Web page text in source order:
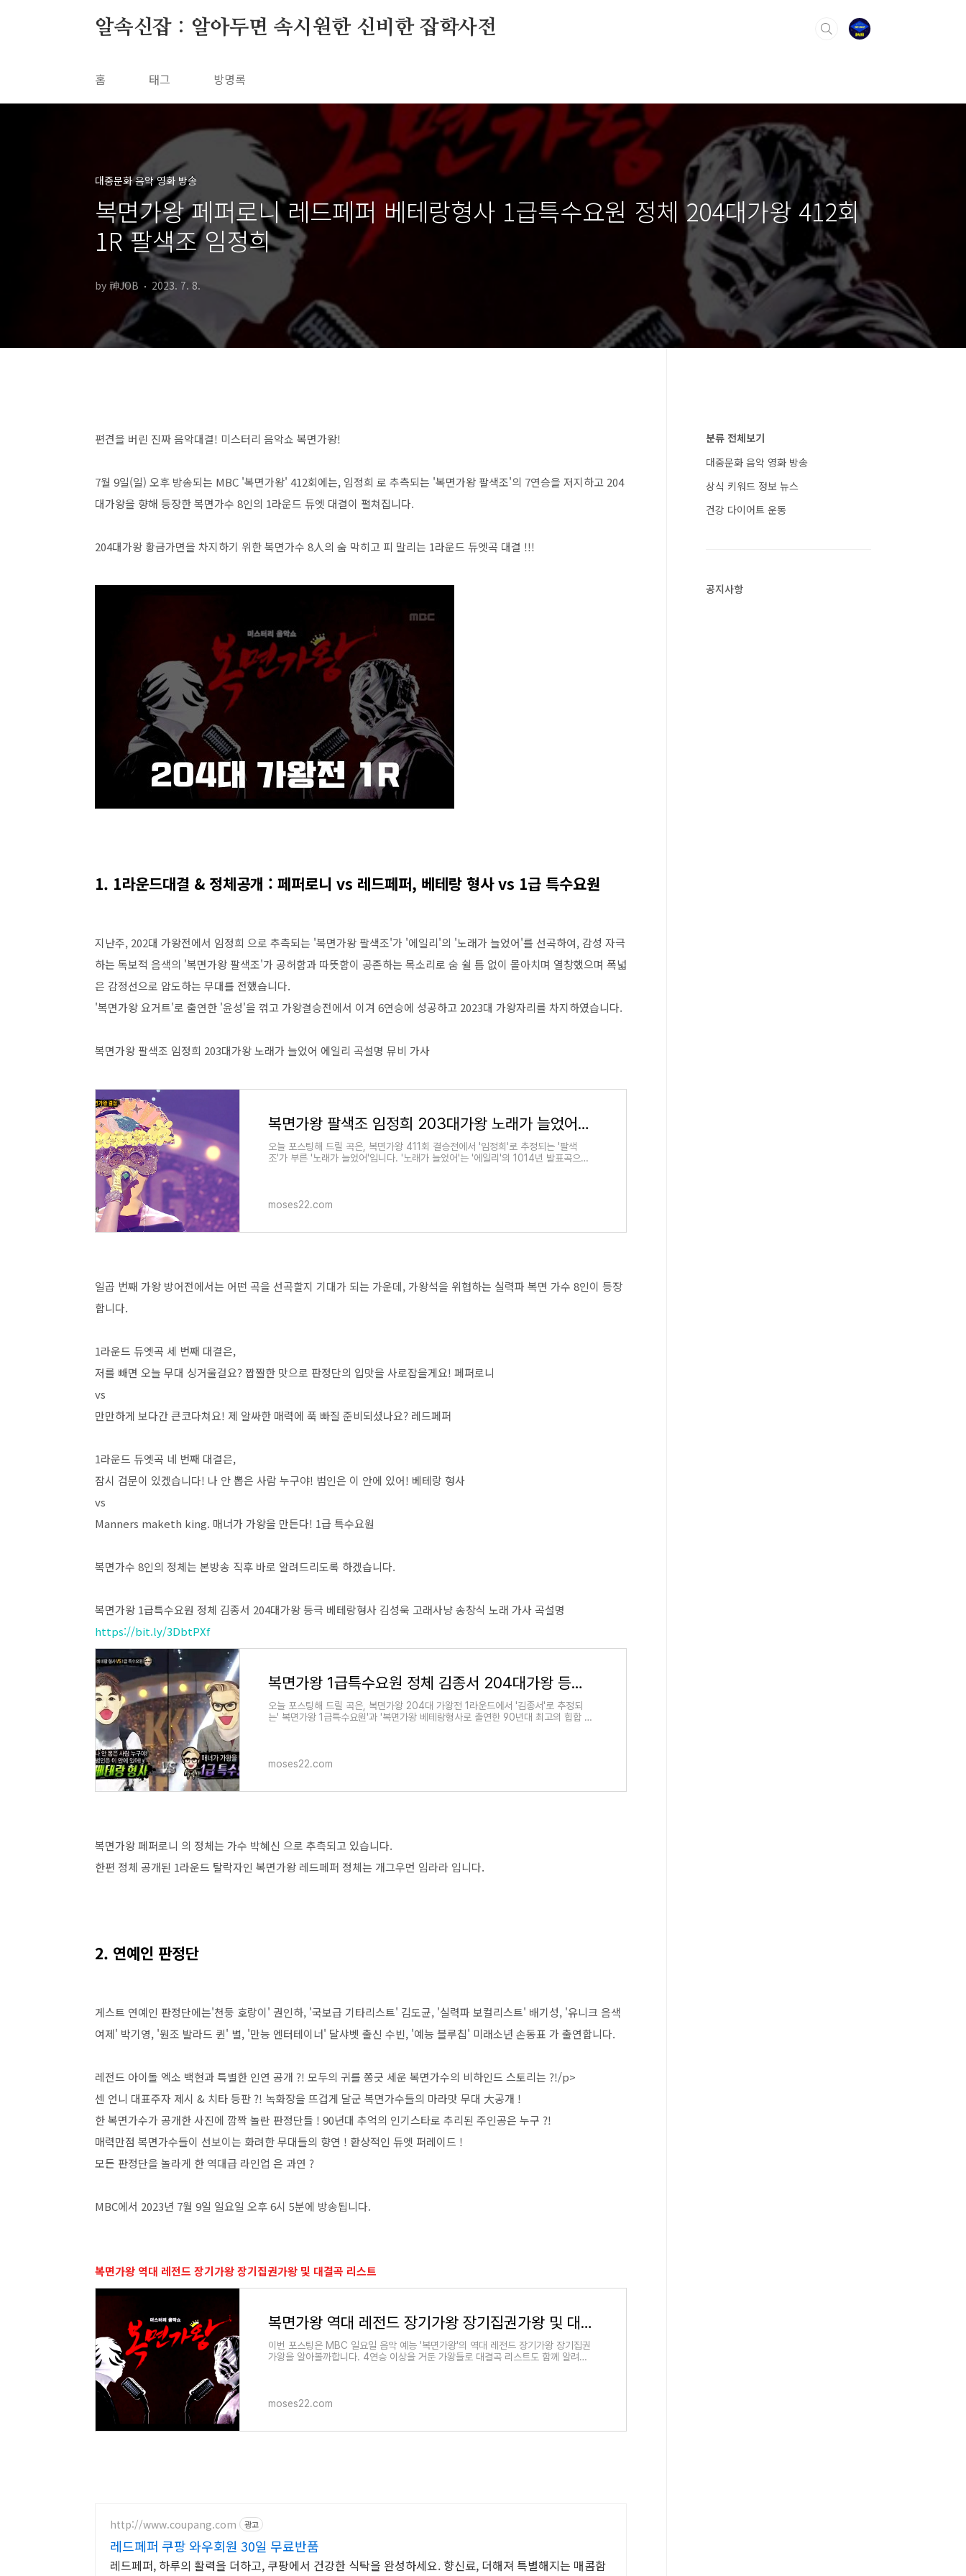
알속신잡 : 알아두면 속시원한 신비한 잡학사전
홈 태그 방명록
대중문화 음악 영화 방송
복면가왕 페퍼로니 레드페퍼 베테랑형사 1급특수요원 정체 204대가왕 412회
1R 팔색조 임정희
by 神JOB 2023. 7. 8.
편견을 버린 진짜 음악대결! 미스터리 음악쇼 복면가왕!
7월 9일(일) 오후 방송되는 MBC '복면가왕' 412회에는, 임정희 로 추측되는 '복면가왕 팔색조'의 7연승을 저지하고 204
대가왕을 향해 등장한 복면가수 8인의 1라운드 듀엣 대결이 펼쳐집니다.
204대가왕 황금가면을 차지하기 위한 복면가수 8人의 숨 막히고 피 말리는 1라운드 듀엣곡 대결 !!!
1. 1라운드대결 & 정체공개 : 페퍼로니 vs 레드페퍼, 베테랑 형사 vs 1급 특수요원
지난주, 202대 가왕전에서 임정희 으로 추측되는 '복면가왕 팔색조'가 '에일리'의 '노래가 늘었어'를 선곡하여, 감성 자극
하는 독보적 음색의 '복면가왕 팔색조'가 공허함과 따뜻함이 공존하는 목소리로 숨 쉴 틈 없이 몰아치며 열창했으며 폭넓
은 감정선으로 압도하는 무대를 전했습니다.
'복면가왕 요거트'로 출연한 '윤성'을 꺾고 가왕결승전에서 이겨 6연승에 성공하고 2023대 가왕자리를 차지하였습니다.
복면가왕 팔색조 임정희 203대가왕 노래가 늘었어 에일리 곡설명 뮤비 가사
복면가왕 팔색조 임정희 203대가왕 노래가 늘었어 에일리 곡설명 뮤비 가사
오늘 포스팅해 드릴 곡은, 복면가왕 411회 결승전에서 '임정희'로 추정되는 '팔색
조'가 부른 '노래가 늘었어'입니다. '노래가 늘었어'는 '에일리'의 1014년 발표곡으로
moses22.com
일곱 번째 가왕 방어전에서는 어떤 곡을 선곡할지 기대가 되는 가운데, 가왕석을 위협하는 실력파 복면 가수 8인이 등장
합니다.
1라운드 듀엣곡 세 번째 대결은,
저를 빼면 오늘 무대 싱거울걸요? 짭짤한 맛으로 판정단의 입맛을 사로잡을게요! 페퍼로니
vs
만만하게 보다간 큰코다쳐요! 제 알싸한 매력에 푹 빠질 준비되셨나요? 레드페퍼
1라운드 듀엣곡 네 번째 대결은,
잠시 검문이 있겠습니다! 나 안 뽑은 사람 누구야! 범인은 이 안에 있어! 베테랑 형사
vs
Manners maketh king. 매너가 가왕을 만든다! 1급 특수요원
복면가수 8인의 정체는 본방송 직후 바로 알려드리도록 하겠습니다.
복면가왕 1급특수요원 정체 김종서 204대가왕 등극 베테랑형사 김성욱 고래사냥 송창식 노래 가사 곡설명
https://bit.ly/3DbtPXf
복면가왕 1급특수요원 정체 김종서 204대가왕 등극 여부 베테랑형사 김성욱 고래사냥 송창식 노
오늘 포스팅해 드릴 곡은, 복면가왕 204대 가왕전 1라운드에서 '김종서'로 추정되
는' 복면가왕 1급특수요원'과 '복면가왕 베테랑형사로 출연한 90년대 최고의 힙합 듀
moses22.com
복면가왕 페퍼로니 의 정체는 가수 박혜신 으로 추측되고 있습니다.
한편 정체 공개된 1라운드 탈락자인 복면가왕 레드페퍼 정체는 개그우먼 임라라 입니다.
2. 연예인 판정단
게스트 연예인 판정단에는'천둥 호랑이' 권인하, '국보급 기타리스트' 김도균, '실력파 보컬리스트' 배기성, '유니크 음색
여제' 박기영, '원조 발라드 퀸' 별, '만능 엔터테이너' 달샤벳 출신 수빈, '예능 블루칩' 미래소년 손동표 가 출연합니다.
레전드 아이돌 엑소 백현과 특별한 인연 공개 ?! 모두의 귀를 쫑긋 세운 복면가수의 비하인드 스토리는 ?!/p>
센 언니 대표주자 제시 & 치타 등판 ?! 녹화장을 뜨겁게 달군 복면가수들의 마라맛 무대 大공개 !
한 복면가수가 공개한 사진에 깜짝 놀란 판정단들 ! 90년대 추억의 인기스타로 추리된 주인공은 누구 ?!
매력만점 복면가수들이 선보이는 화려한 무대들의 향연 ! 환상적인 듀엣 퍼레이드 !
모든 판정단을 놀라게 한 역대급 라인업 은 과연 ?
MBC에서 2023년 7월 9일 일요일 오후 6시 5분에 방송됩니다.
복면가왕 역대 레전드 장기가왕 장기집권가왕 및 대결곡 리스트
복면가왕 역대 레전드 장기가왕 장기집권가왕 및 대결곡 리스트
이번 포스팅은 MBC 일요일 음악 예능 '복면가왕'의 역대 레전드 장기가왕 장기집권
가왕을 알아볼까합니다. 4연승 이상을 거둔 가왕들로 대결곡 리스트도 함께 알려드
moses22.com
http://www.coupang.com 광고
레드페퍼 쿠팡 와우회원 30일 무료반품
레드페퍼, 하루의 활력을 더하고, 쿠팡에서 건강한 식탁을 완성하세요. 향신료, 더해져 특별해지는 매콤함
분류 전체보기
대중문화 음악 영화 방송
상식 키워드 정보 뉴스
건강 다이어트 운동
공지사항